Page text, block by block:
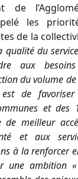
de
les
de la
qualité du
aux
du volume
est de
et
de meilleur
et aux
à la renforcer
une ambition